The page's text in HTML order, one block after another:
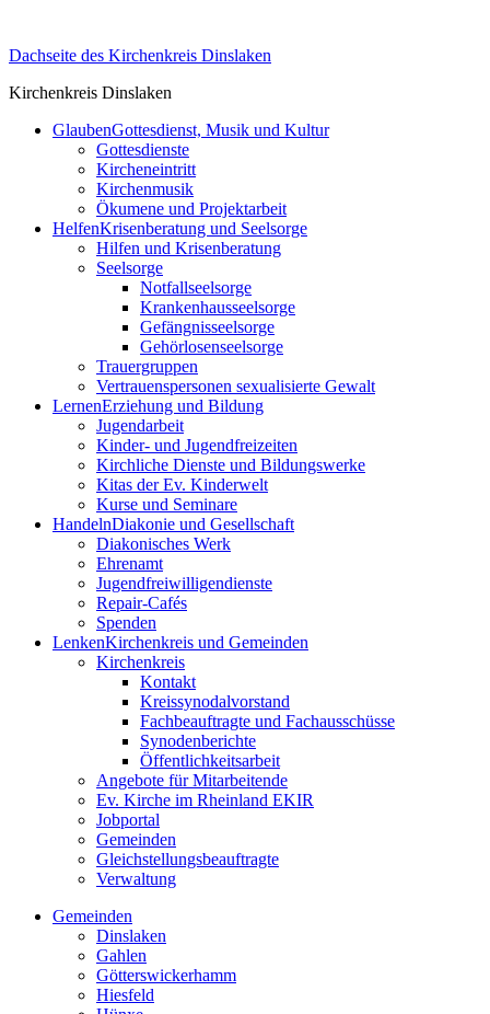
content
Dachseite des Kirchenkreis Dinslaken
Kirchenkreis Dinslaken
GlaubenGottesdienst, Musik und Kultur
Gottesdienste
Kircheneintritt
Kirchenmusik
Ökumene und Projektarbeit
HelfenKrisenberatung und Seelsorge
Hilfen und Krisenberatung
Seelsorge
Notfallseelsorge
Krankenhausseelsorge
Gefängnisseelsorge
Gehörlosenseelsorge
Trauergruppen
Vertrauenspersonen sexualisierte Gewalt
LernenErziehung und Bildung
Jugendarbeit
Kinder- und Jugendfreizeiten
Kirchliche Dienste und Bildungswerke
Kitas der Ev. Kinderwelt
Kurse und Seminare
HandelnDiakonie und Gesellschaft
Diakonisches Werk
Ehrenamt
Jugendfreiwilligendienste
Repair-Cafés
Spenden
LenkenKirchenkreis und Gemeinden
Kirchenkreis
Kontakt
Kreissynodalvorstand
Fachbeauftragte und Fachausschüsse
Synodenberichte
Öffentlichkeitsarbeit
Angebote für Mitarbeitende
Ev. Kirche im Rheinland EKIR
Jobportal
Gemeinden
Gleichstellungs­­­beauftragte
Verwaltung
Gemeinden
Dinslaken
Gahlen
Götterswickerhamm
Hiesfeld